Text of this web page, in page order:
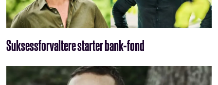
Suksessforvaltere starter bank-fond